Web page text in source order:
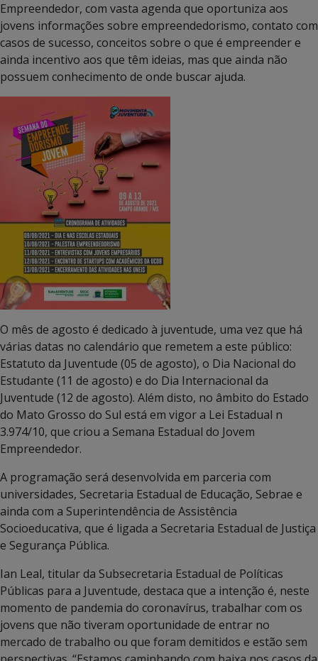
Empreendedor, com vasta agenda que oportuniza aos
jovens informações sobre empreendedorismo, contato com
casos de sucesso, conceitos sobre o que é empreender e
ainda incentivo aos que têm ideias, mas que ainda não
possuem conhecimento de onde buscar ajuda.
O mês de agosto é dedicado à juventude, uma vez que há
várias datas no calendário que remetem a este público:
Estatuto da Juventude (05 de agosto), o Dia Nacional do
Estudante (11 de agosto) e do Dia Internacional da
Juventude (12 de agosto). Além disto, no âmbito do Estado
do Mato Grosso do Sul está em vigor a Lei Estadual n
3.974/10, que criou a Semana Estadual do Jovem
Empreendedor.
A programação será desenvolvida em parceria com
universidades, Secretaria Estadual de Educação, Sebrae e
ainda com a Superintendência de Assistência
Socioeducativa, que é ligada a Secretaria Estadual de Justiça
e Segurança Pública.
Ian Leal, titular da Subsecretaria Estadual de Políticas
Públicas para a Juventude, destaca que a intenção é, neste
momento de pandemia do coronavírus, trabalhar com os
jovens que não tiveram oportunidade de entrar no
mercado de trabalho ou que foram demitidos e estão sem